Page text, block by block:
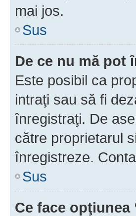
mai jos.
Sus
De ce nu mă pot
Este posibil ca
intraţi sau să fi
înregistraţi. De
către proprietarul
înregistreze.
Sus
Ce face